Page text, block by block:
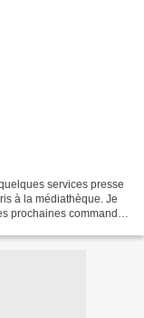
services presse
à la médiathèque. Je
prochaines commandes